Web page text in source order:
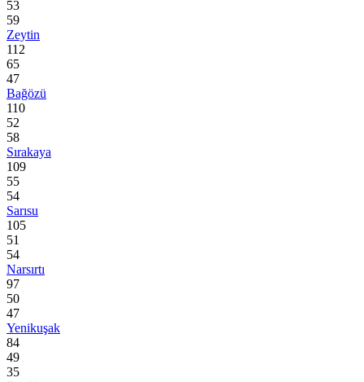
53
59
Zeytin
112
65
47
Bağözü
110
52
58
Sırakaya
109
55
54
Sarısu
105
51
54
Narsırtı
97
50
47
Yenikuşak
84
49
35